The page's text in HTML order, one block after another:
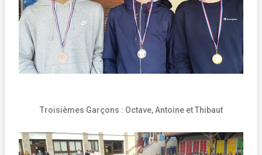
Troisièmes Garçons : Octave, Antoine et Thibaut